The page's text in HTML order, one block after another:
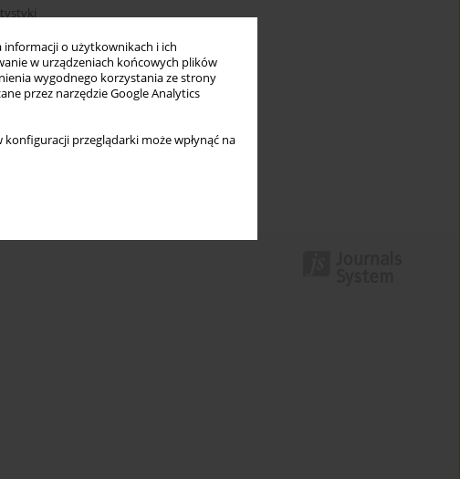
informacji o użytkownikach i ich
w urządzeniach końcowych plików
wygodnego korzystania ze strony
przez narzędzie Google Analytics
przeglądarki może wpłynąć na